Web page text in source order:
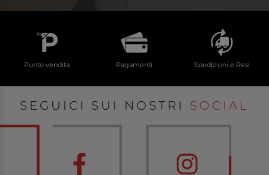
Punto vendita Pagamenti Spedizioni e Resi
SEGUICI SUI NOSTRI SOCIAL